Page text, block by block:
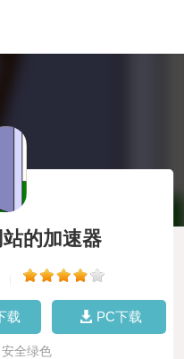
的加速器
载 PC下载
全绿色